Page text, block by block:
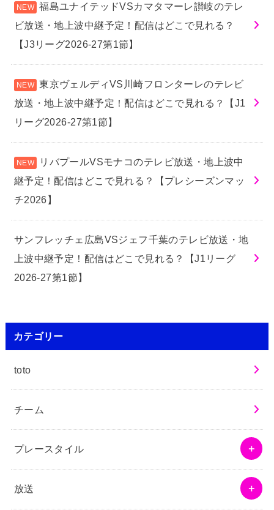
福島ユナイテッドVSカマタマーレ讃岐のテレ
ビ放送・地上波中継予定！配信はどこで見れる？
【J3リーグ2026-27第1節】
東京ヴェルディVS川崎フロンターレのテレビ
放送・地上波中継予定！配信はどこで見れる？【J1
リーグ2026-27第1節】
リバプールVSモナコのテレビ放送・地上波中
継予定！配信はどこで見れる？【プレシーズンマッ
チ2026】
サンフレッチェ広島VSジェフ千葉のテレビ放送・地
上波中継予定！配信はどこで見れる？【J1リーグ
2026-27第1節】
カテゴリー
toto
チーム
プレースタイル
放送